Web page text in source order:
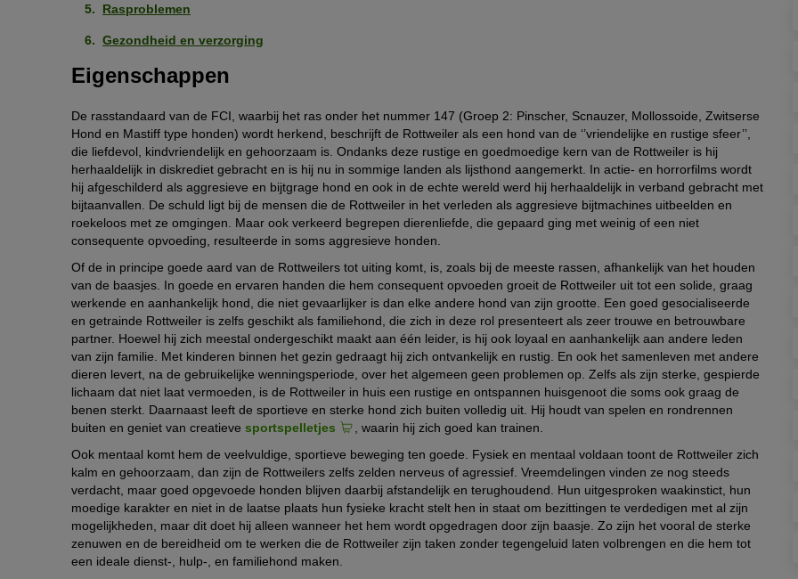
Rasproblemen
Gezondheid en verzorging
Eigenschappen
De rasstandaard van de FCI, waarbij het ras onder het nummer 147 (Groep 2: Pinscher, Scnauzer, Mollossoide, Zwitserse
Hond en Mastiff type honden) wordt herkend, beschrijft de Rottweiler als een hond van de ‘’vriendelijke en rustige sfeer’’,
die liefdevol, kindvriendelijk en gehoorzaam is. Ondanks deze rustige en goedmoedige kern van de Rottweiler is hij
herhaaldelijk in diskrediet gebracht en is hij nu in sommige landen als lijsthond aangemerkt. In actie- en horrorfilms wordt
hij afgeschilderd als aggresieve en bijtgrage hond en ook in de echte wereld werd hij herhaaldelijk in verband gebracht met
bijtaanvallen. De schuld ligt bij de mensen die de Rottweiler in het verleden als aggresieve bijtmachines uitbeelden en
roekeloos met ze omgingen. Maar ook verkeerd begrepen dierenliefde, die gepaard ging met weinig of een niet
consequente opvoeding, resulteerde in soms aggresieve honden.
Of de in principe goede aard van de Rottweilers tot uiting komt, is, zoals bij de meeste rassen, afhankelijk van het houden
van de baasjes. In goede en ervaren handen die hem consequent opvoeden groeit de Rottweiler uit tot een solide, graag
werkende en aanhankelijk hond, die niet gevaarlijker is dan elke andere hond van zijn grootte. Een goed gesocialiseerde
en getrainde Rottweiler is zelfs geschikt als familiehond, die zich in deze rol presenteert als zeer trouwe en betrouwbare
partner. Hoewel hij zich meestal ondergeschikt maakt aan één leider, is hij ook loyaal en aanhankelijk aan andere leden
van zijn familie. Met kinderen binnen het gezin gedraagt hij zich ontvankelijk en rustig. En ook het samenleven met andere
dieren levert, na de gebruikelijke wenningsperiode, over het algemeen geen problemen op. Zelfs als zijn sterke, gespierde
lichaam dat niet laat vermoeden, is de Rottweiler in huis een rustige en ontspannen huisgenoot die soms ook graag de
benen sterkt. Daarnaast leeft de sportieve en sterke hond zich buiten volledig uit. Hij houdt van spelen en rondrennen
buiten en geniet van creatieve sportspelletjes
, waarin hij zich goed kan trainen.
Ook mentaal komt hem de veelvuldige, sportieve beweging ten goede. Fysiek en mentaal voldaan toont de Rottweiler zich
kalm en gehoorzaam, dan zijn de Rottweilers zelfs zelden nerveus of agressief. Vreemdelingen vinden ze nog steeds
verdacht, maar goed opgevoede honden blijven daarbij afstandelijk en terughoudend. Hun uitgesproken waakinstict, hun
moedige karakter en niet in de laatse plaats hun fysieke kracht stelt hen in staat om bezittingen te verdedigen met al zijn
mogelijkheden, maar dit doet hij alleen wanneer het hem wordt opgedragen door zijn baasje. Zo zijn het vooral de sterke
zenuwen en de bereidheid om te werken die de Rottweiler zijn taken zonder tegengeluid laten volbrengen en die hem tot
een ideale dienst-, hulp-, en familiehond maken.